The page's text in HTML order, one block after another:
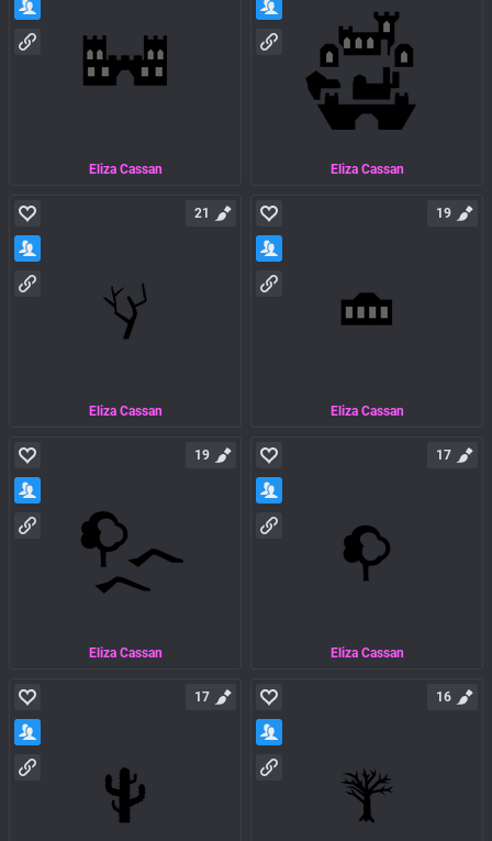
Eliza Cassan Eliza Cassan
Eliza Cassan
21
Eliza Cassan
19
Eliza Cassan
19
Eliza Cassan
17
17 16